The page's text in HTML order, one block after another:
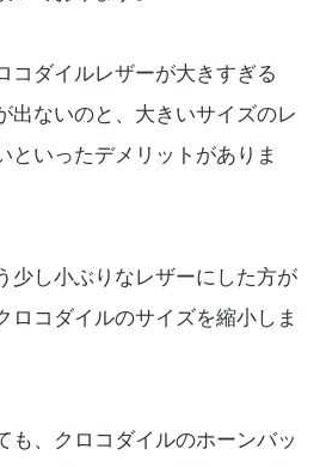
コダイルレザーが大きすぎる
出ないのと、大きいサイズのレ
といったデメリットがありま
少し小ぶりなレザーにした方が
ロコダイルのサイズを縮小しま
も、クロコダイルのホーンバッ